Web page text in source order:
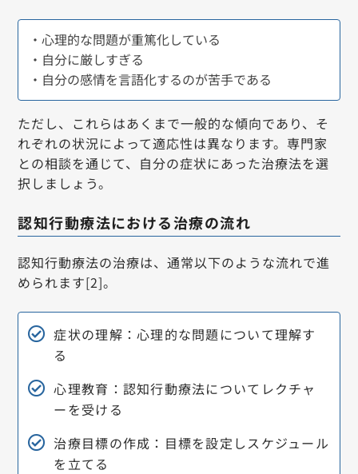
・心理的な問題が重篤化している
・自分に厳しすぎる
・自分の感情を言語化するのが苦手である
ただし、これらはあくまで一般的な傾向であり、そ
れぞれの状況によって適応性は異なります。専門家
との相談を通じて、自分の症状にあった治療法を選
択しましょう。
認知行動療法における治療の流れ
認知行動療法の治療は、通常以下のような流れで進
められます[2]。
症状の理解：心理的な問題について理解す
る
心理教育：認知行動療法についてレクチャ
ーを受ける
治療目標の作成：目標を設定しスケジュール
を立てる